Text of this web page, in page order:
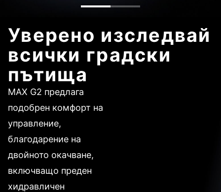
Уверено изследвай
всички градски
пътища
MAX G2 предлага
подобрен комфорт на
управление,
благодарение на
двойното окачване,
включващо преден
хидравличен